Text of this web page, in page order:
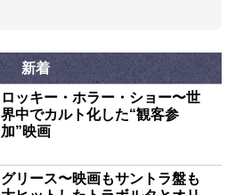
新着
ロッキー・ホラー・ショー〜世
界中でカルト化した“観客参
加”映画
グリース〜映画もサントラ盤も